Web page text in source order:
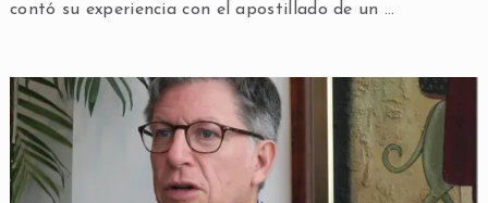
contó su experiencia con el apostillado de un …